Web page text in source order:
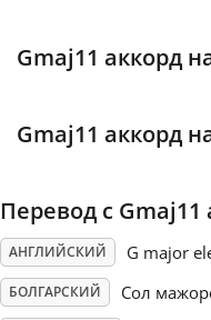
Polski
Português
Русский
Gmaj11 аккорд
Gmaj11 аккорд
Перевод с Gmaj11
АНГЛИЙСКИЙ G major
БОЛГАРСКИЙ Сол